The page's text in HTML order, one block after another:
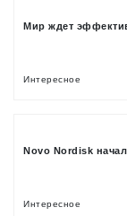
Мир ждет
Интересное
Novo Nordisk
Интересное